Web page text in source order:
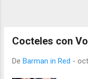
Cocteles con
De Barman in Red -